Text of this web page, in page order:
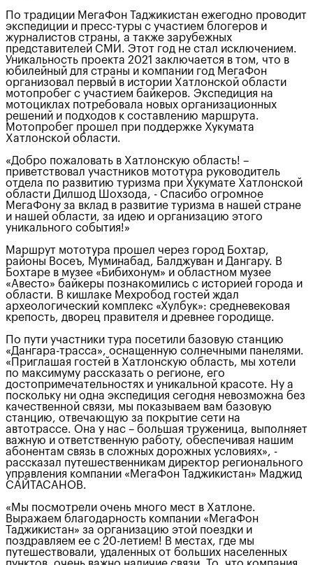
По традиции МегаФон Таджикистан ежегодно проводит
экспедиции и пресс-туры с участием блогеров и
журналистов страны, а также зарубежных
представителей СМИ. Этот год не стал исключением.
Уникальность проекта 2021 заключается в том, что в
юбилейный для страны и компании год МегаФон
организовал первый в истории Хатлонской области
мотопробег с участием байкеров. Экспедиция на
мотоциклах потребовала новых организационных
решений и подходов к составлению маршрута.
Мотопробег прошел при поддержке Хукумата
Хатлонской области.
«Добро пожаловать в Хатлонскую область! –
приветствовал участников мототура руководитель
отдела по развитию туризма при Хукумате Хатлонской
области Дилшод Шохзода, - Спасибо огромное
МегаФону за вклад в развитие туризма в нашей стране
и нашей области, за идею и организацию этого
уникального события!»
Маршрут мототура прошел через город Бохтар,
районы Восеъ, Муминабад, Балджуван и Дангару. В
Бохтаре в музее «Бибихонум» и областном музее
«Авесто» байкеры познакомились с историей города и
области. В кишлаке Мехробод гостей ждал
археологический комплекс «Хулбук»: средневековая
крепость, дворец правителя и древнее городище.
По пути участники тура посетили базовую станцию
«Дангара-трасса», оснащенную солнечными панелями.
«Приглашая гостей в Хатлонскую область, мы хотели
по максимуму рассказать о регионе, его
достопримечательностях и уникальной красоте. Ну а
поскольку ни одна экспедиция сегодня невозможна без
качественной связи, мы показываем вам базовую
станцию, отвечающую за покрытие сети на
автотрассе. Она у нас – большая труженица, выполняет
важную и ответственную работу, обеспечивая нашим
абонентам связь в сложных дорожных условиях», -
рассказал путешественникам директор регионального
управления компании «МегаФон Таджикистан» Маджид
САЙТАСАНОВ.
«Мы посмотрели очень много мест в Хатлоне.
Выражаем благодарность компании «МегаФон
Таджикистан» за организацию этой поездки и
поздравляем ее с 20-летием! В местах, где мы
путешествовали, удаленных от больших населенных